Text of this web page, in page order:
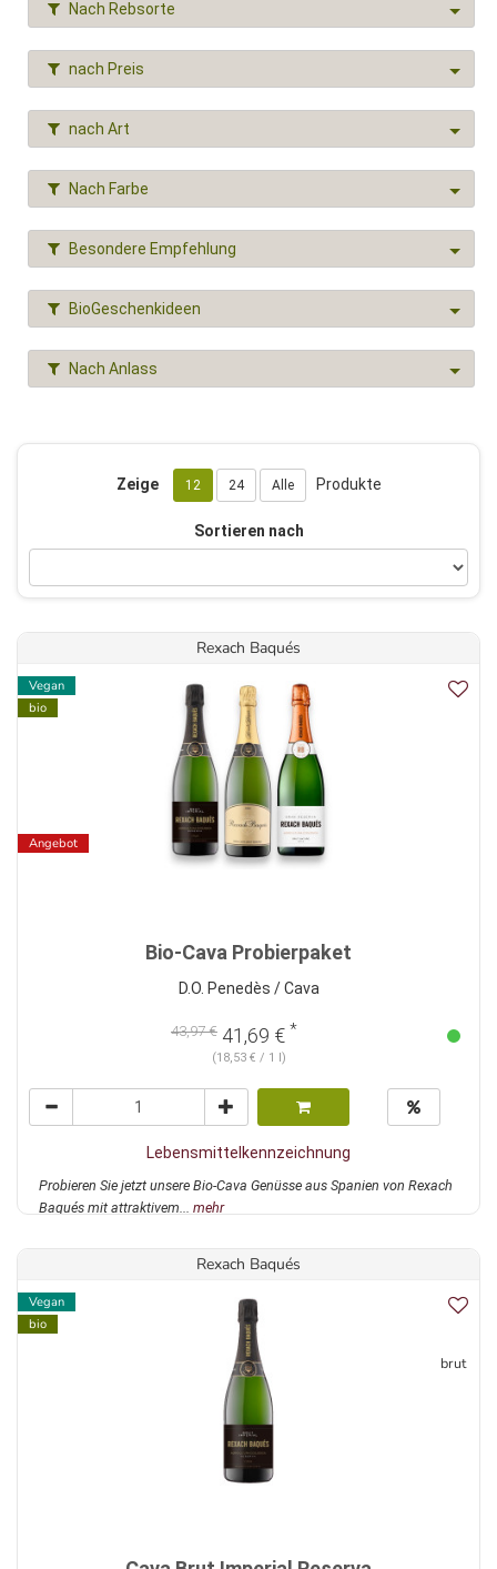
Nach Rebsorte
nach Preis
nach Art
Nach Farbe
Besondere Empfehlung
BioGeschenkideen
Nach Anlass
Zeige 12 24 Alle Produkte
Sortieren nach
Rexach Baqués
Vegan
bio
Angebot
Bio-Cava Probierpaket
D.O. Penedès / Cava
43,97 € 41,69 € *
(18,53 € / 1 l)
Lebensmittelkennzeichnung
Probieren Sie jetzt unsere Bio-Cava Genüsse aus Spanien von Rexach
Baqués mit attraktivem... mehr
Rexach Baqués
Vegan
bio
brut